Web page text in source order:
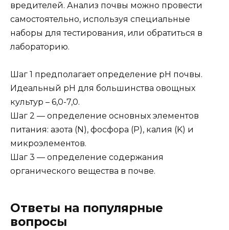
вредителей. Анализ почвы можно провести
самостоятельно, используя специальные
наборы для тестирования, или обратиться в
лабораторию.
Шаг 1 предполагает определение pH почвы.
Идеальный pH для большинства овощных
культур – 6,0-7,0.
Шаг 2 — определение основных элементов
питания: азота (N), фосфора (P), калия (K) и
микроэлементов.
Шаг 3 — определение содержания
органического вещества в почве.
Ответы на популярные
вопросы